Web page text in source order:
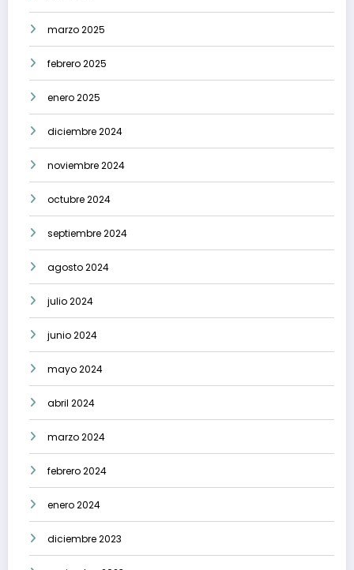
marzo 2025
febrero 2025
enero 2025
diciembre 2024
noviembre 2024
octubre 2024
septiembre 2024
agosto 2024
julio 2024
junio 2024
mayo 2024
abril 2024
marzo 2024
febrero 2024
enero 2024
diciembre 2023